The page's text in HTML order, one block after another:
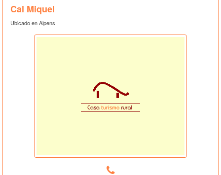
Cal Miquel
Ubicado en Alpens